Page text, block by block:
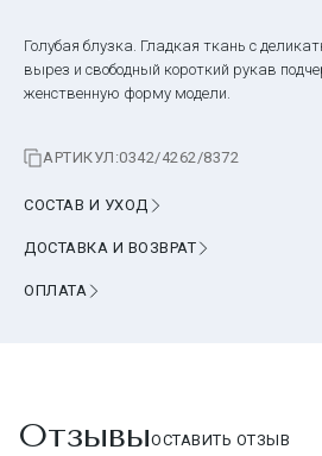
Голубая блузка. Гладкая ткань с
вырез и свободный короткий рукав
женственную форму модели.
АРТИКУЛ:0342/4262/8372
СОСТАВ И УХОД
ДОСТАВКА И ВОЗВРАТ
ОПЛАТА
ОтзывыОСТАВИТЬ ОТЗЫВ